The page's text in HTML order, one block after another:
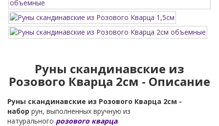
Руны скандинавские из
Розового Кварца 2см - Описание
Руны скандинавские из Розового Кварца 2см -
набор рун, выполненных вручную из
натурального розового кварца.